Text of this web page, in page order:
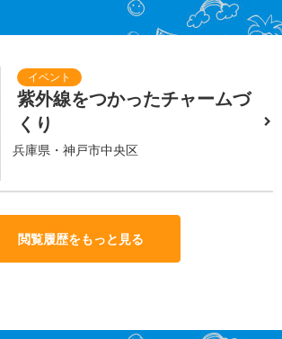
紫外線をつかったチャームづ
くり
兵庫県・神戸市中央区
閲覧履歴をもっと見る